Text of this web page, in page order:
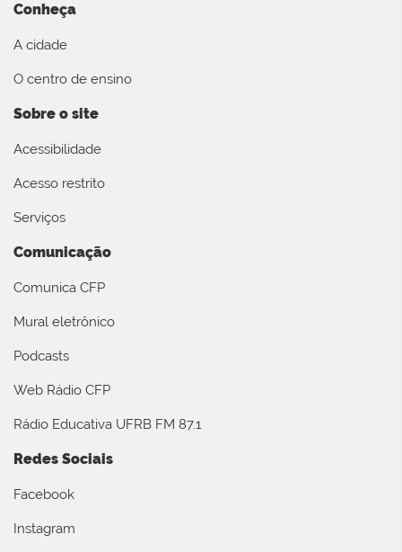
Conheça
A cidade
O centro de ensino
Sobre o site
Acessibilidade
Acesso restrito
Serviços
Comunicação
Comunica CFP
Mural eletrônico
Podcasts
Web Rádio CFP
Rádio Educativa UFRB FM 87.1
Redes Sociais
Facebook
Instagram